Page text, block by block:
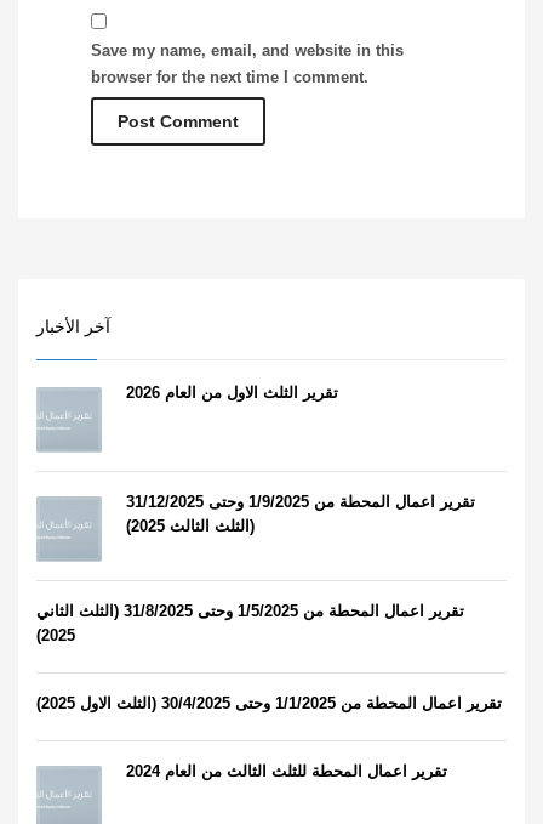
Save my name, email, and website in this
browser for the next time I comment.
آخر الأخبار
تقرير الثلث الاول من العام 2026
تقرير اعمال المحطة من 1/9/2025 وحتى 31/12/2025
(الثلث الثالث 2025)
تقرير اعمال المحطة من 1/5/2025 وحتى 31/8/2025 (الثلث الثاني
2025)
تقرير اعمال المحطة من 1/1/2025 وحتى 30/4/2025 (الثلث الاول 2025)
تقرير اعمال المحطة للثلث الثالث من العام 2024